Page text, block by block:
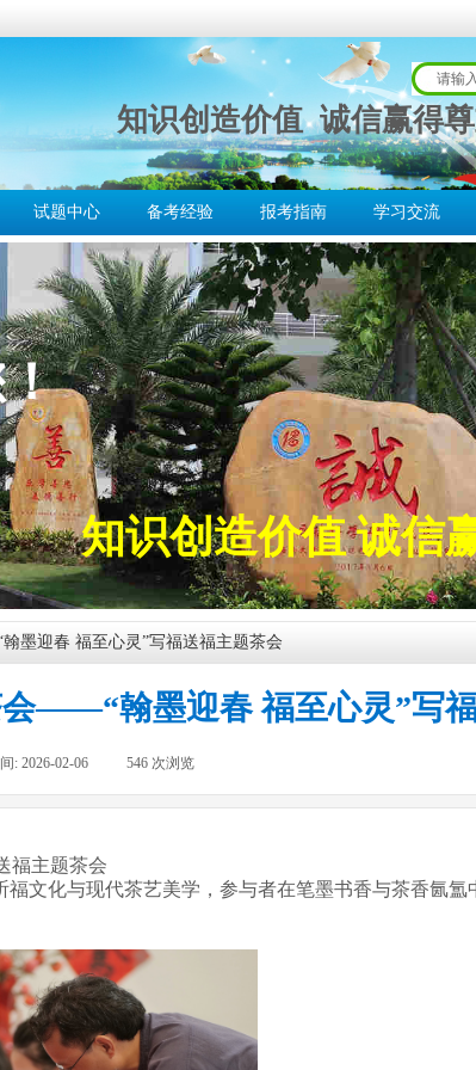
试题中心 备考经验 报考指南 学习交流
知识创造价值 诚信赢得
知识创造价值 诚信
墨迎春 福至心灵”写福送福主题茶会
——“翰墨迎春 福至心灵”写
: 2026-02-06 546 次浏览
福主题茶会
福文化与现代茶艺美学，参与者在笔墨书香与茶香氤